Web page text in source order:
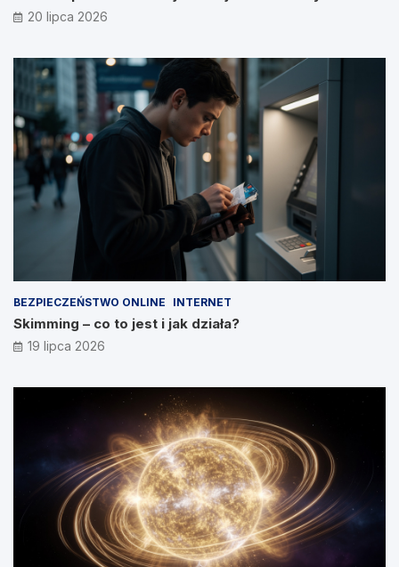
20 lipca 2026
BEZPIECZEŃSTWO ONLINE INTERNET
Skimming – co to jest i jak działa?
19 lipca 2026